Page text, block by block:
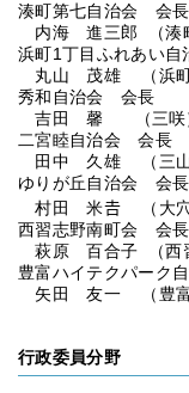
湊町第七自治会 会長
内海 進三郎 （湊
浜町1丁目ふれあい
丸山 茂雄 （浜町
秀和自治会 会長
吉田 馨 （三咲
二宮睦自治会 会長
田中 久雄 （三山
ゆりが丘自治会 会長
村田 米𠮷 （大穴
西習志野南町会 会長
萩原 百合子 （西
豊富ハイテクパーク
矢田 友一 （豊富
行政委員分野